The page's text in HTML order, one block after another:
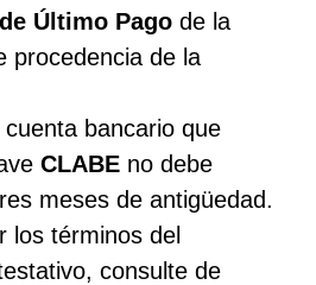
Último Pago de la
procedencia de la
bancario que
CLABE no debe
meses de antigüedad.
los términos del
consulte de